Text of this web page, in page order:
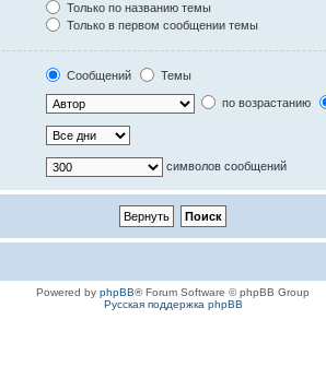
Только по названию темы
Только в первом сообщении темы
Сообщений
Темы
по возрастанию
символов сообщений
Powered by phpBB® Forum Software © phpBB Group
Русская поддержка phpBB